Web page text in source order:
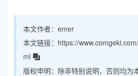
本文作者： emer
本文链接： https://
ml
版权申明： 除非特别说明，否则均为